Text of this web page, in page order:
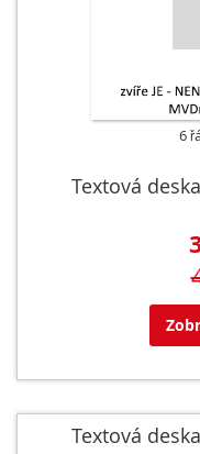
6
Textová
Textová